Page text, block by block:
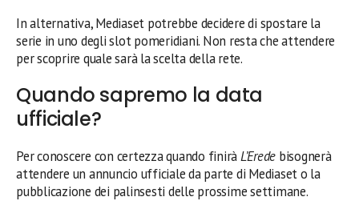
In alternativa, Mediaset potrebbe decidere di spostare la
serie in uno degli slot pomeridiani. Non resta che attendere
per scoprire quale sarà la scelta della rete.
Quando sapremo la data
ufficiale?
Per conoscere con certezza quando finiràL’Erede bisognerà
attendere un annuncio ufficiale da parte di Mediaset o la
pubblicazione dei palinsesti delle prossime settimane.